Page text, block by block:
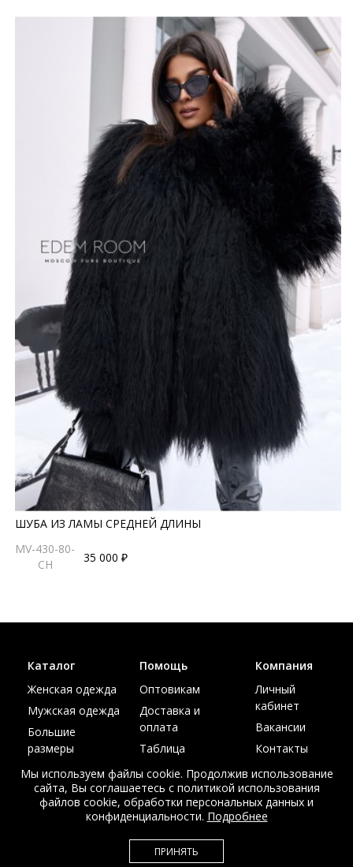
ШУБА ИЗ ЛАМЫ СРЕДНЕЙ ДЛИНЫ
MV-430-80-
CH
35 000 ₽
© Интернет магазин верхней одежды из меха и кожи
EDEM-ROOM 2011-2026
Каталог
Женская одежда
Мужская одежда
Большие
размеры
Акции
Помощь
Оптовикам
Доставка и
оплата
Таблица
Компания
Личный
кабинет
Вакансии
Контакты
Мы используем файлы cookie. Продолжив использование
сайта, Вы соглашаетесь с политикой использования
файлов cookie, обработки персональных данных и
конфиденциальности. Подробнее
ПРИНЯТЬ